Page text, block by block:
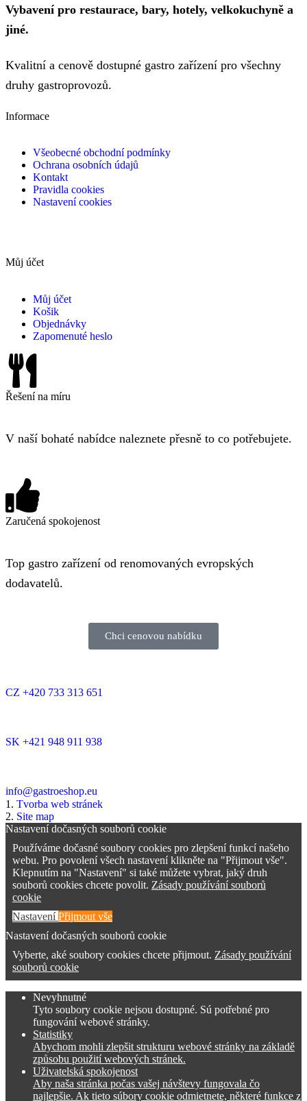
Vybavení pro restaurace, bary, hotely, velkokuchyně a
jiné.
Kvalitní a cenově dostupné gastro zařízení pro všechny
druhy gastroprovozů.
Informace
Všeobecné obchodní podmínky
Ochrana osobních údajů
Kontakt
Pravidla cookies
Nastavení cookies
Můj účet
Můj účet
Košik
Objednávky
Zapomenuté heslo
Řešení na míru
V naší bohaté nabídce naleznete přesně to co potřebujete.
Zaručená spokojenost
Top gastro zařízení od renomovaných evropských
dodavatelů.
Chci cenovou nabídku
CZ +420 733 313 651
SK +421 948 911 938
info@gastroeshop.eu
1. Tvorba web stránek
2. Site map
Nastavení dočasných souborů cookie
Používáme dočasné soubory cookies pro zlepšení funkcí našeho
webu. Pro povolení všech nastavení klikněte na "Přijmout vše".
Klepnutím na "Nastavení" si také můžete vybrat, jaký druh
souborů cookies chcete povolit. Zásady používání souborů
cookie
NastaveníPřijmout vše
Nastavení dočasných souborů cookie
Vyberte, aké soubory cookies chcete přijmout. Zásady používání
souborů cookie
Nevyhnutné
Tyto soubory cookie nejsou dostupné. Sú potřebné pro
fungování webové stránky.
Statistiky
Abychom mohli zlepšit strukturu webové stránky na základě
způsobu použití webových stránek.
Uživatelská spokojenost
Aby naša stránka počas vašej návštevy fungovala čo
najlepšie. Ak tieto súbory cookie odmietnete, některé funkce z